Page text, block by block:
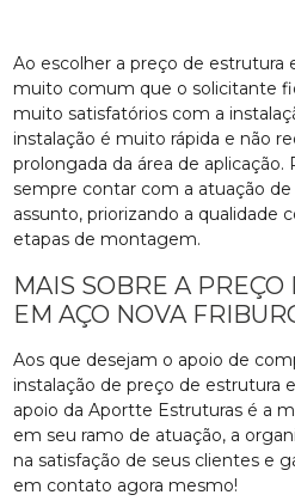
Ao escolher a preço de estrutura
muito comum que o solicitante
muito satisfatórios com a
instalação é muito rápida e não
prolongada da área de aplicação.
sempre contar com a atuação
assunto, priorizando a qualidade
etapas de montagem.
MAIS SOBRE A
EM AÇO NOVA
Aos que desejam o apoio de
instalação de preço de estrutura
apoio da Aportte Estruturas é a
em seu ramo de atuação, a
na satisfação de seus clientes e
em contato agora mesmo!